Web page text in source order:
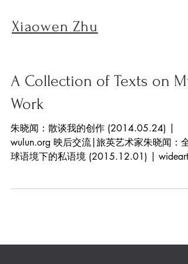
Xiaowen Zhu
A Collection of Texts on My
Work
朱晓闻：散谈我的创作 (2014.05.24) |
wulun.org 映后交流|旅英艺术家朱晓闻：全
球语境下的私语境 (2015.12.01) | wideart